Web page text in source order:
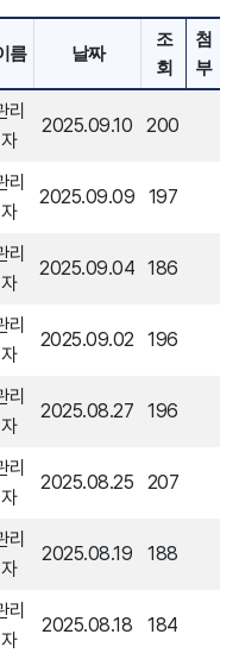
름 날짜
조
회
첨
부
리
자
2025.09.10 200
리
자
2025.09.09 197
리
자
2025.09.04 186
리
자
2025.09.02 196
리
자
2025.08.27 196
리
자
2025.08.25 207
리
자
2025.08.19 188
리
자
2025.08.18 184